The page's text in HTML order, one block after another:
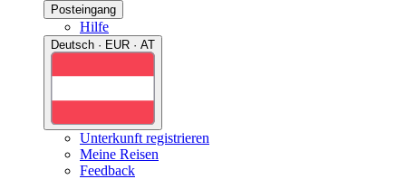
Posteingang
Hilfe
Deutsch · EUR · AT
Unterkunft registrieren
Meine Reisen
Feedback